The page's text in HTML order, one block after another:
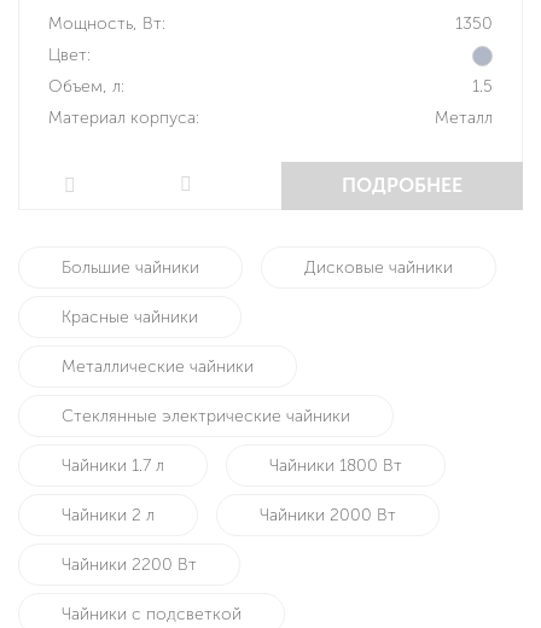
Мощность, Вт:
1350
Цвет:
Объем, л:
1.5
Материал корпуса:
Металл
ПОДРОБНЕЕ
Большие чайники Дисковые чайники
Красные чайники
Металлические чайники
Стеклянные электрические чайники
Чайники 1.7 л Чайники 1800 Вт
Чайники 2 л Чайники 2000 Вт
Чайники 2200 Вт
Чайники с подсветкой